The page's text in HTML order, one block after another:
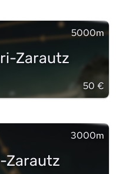
5000m
Zarautz
50 €
3000m
Zarautz